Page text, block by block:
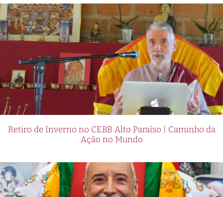
Retiro de Inverno no CEBB Alto Paraíso | Caminho da
Ação no Mundo